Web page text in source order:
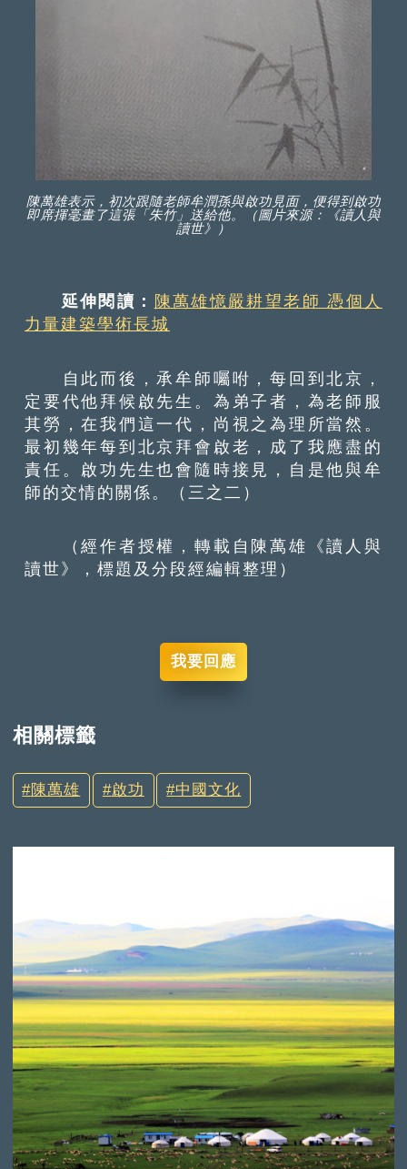
陳萬雄表示，初次跟隨老師牟潤孫與啟功見面，便得到啟功
即席揮毫畫了這張「朱竹」送給他。（圖片來源：《讀人與
讀世》）
延伸閱讀： 陳萬雄憶嚴耕望老師 憑個人
力量建築學術長城
自此而後，承牟師囑咐，每回到北京，
定要代他拜候啟先生。為弟子者，為老師服
其勞，在我們這一代，尚視之為理所當然。
最初幾年每到北京拜會啟老，成了我應盡的
責任。啟功先生也會隨時接見，自是他與牟
師的交情的關係。（三之二）
（經作者授權，轉載自陳萬雄《讀人與
讀世》，標題及分段經編輯整理）
我要回應
相關標籤
陳萬雄 啟功 中國文化